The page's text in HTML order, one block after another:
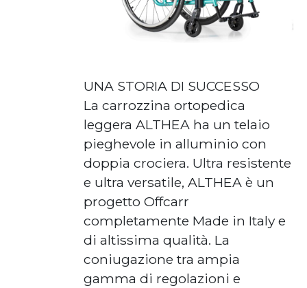
UNA STORIA DI SUCCESSO
La carrozzina ortopedica
leggera ALTHEA ha un telaio
pieghevole in alluminio con
doppia crociera. Ultra resistente
e ultra versatile, ALTHEA è un
progetto Offcarr
completamente Made in Italy e
di altissima qualità. La
coniugazione tra ampia
gamma di regolazioni e